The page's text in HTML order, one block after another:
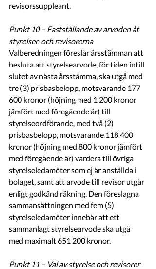
revisorssuppleant.
Punkt 10 – Fastställande av arvoden åt
styrelsen och revisorerna
Valberedningen föreslår årsstämman att
besluta att styrelsearvode, för tiden intill
slutet av nästa årsstämma, ska utgå med
tre (3) prisbasbelopp, motsvarande 177
600 kronor (höjning med 1 200 kronor
jämfört med föregående år) till
styrelseordförande, med två (2)
prisbasbelopp, motsvarande 118 400
kronor (höjning med 800 kronor jämfört
med föregående år) vardera till övriga
styrelseledamöter som ej är anställda i
bolaget, samt att arvode till revisor utgår
enligt godkänd räkning. Den föreslagna
sammansättningen med fem (5)
styrelseledamöter innebär att ett
sammanlagt styrelsearvode ska utgå
med maximalt 651 200 kronor.
Punkt 11 – Val av styrelse och revisorer